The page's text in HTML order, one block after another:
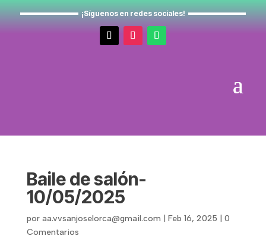
¡Síguenos en redes sociales!
Baile de salón-
10/05/2025
por aa.vvsanjoselorca@gmail.com Feb 16, 2025
0
Comentarios